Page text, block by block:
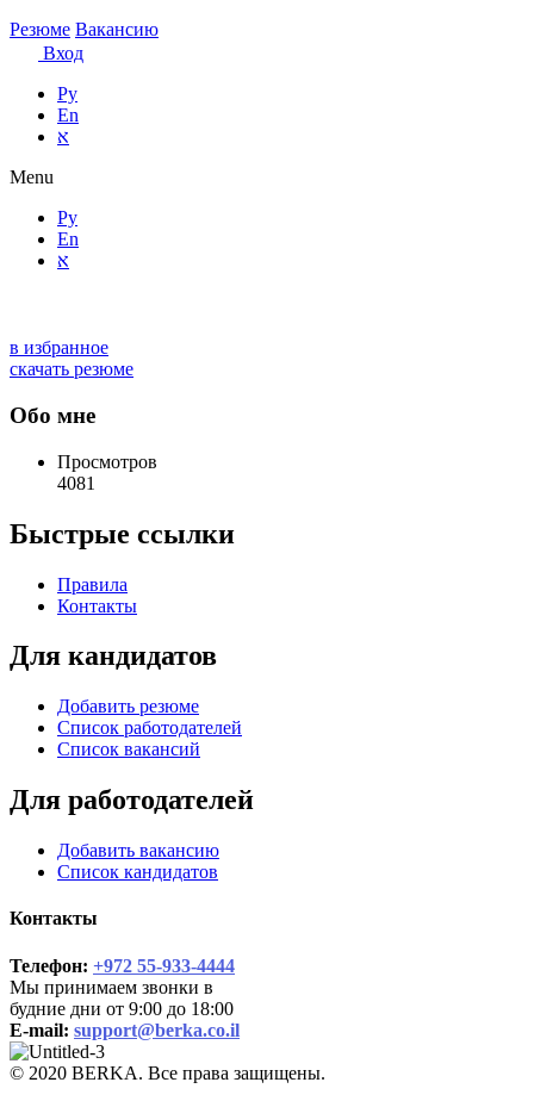
Резюме Вакансию
Вход
Ру
En
א
Menu
Ру
En
א
в избранное
скачать резюме
Обо мне
Просмотров
4081
Быстрые ссылки
Правила
Контакты
Для кандидатов
Добавить резюме
Список работодателей
Список вакансий
Для работодателей
Добавить вакансию
Список кандидатов
Контакты
Телефон: +972 55-933-4444
Мы принимаем звонки в
будние дни от 9:00 до 18:00
E-mail: support@berka.co.il
© 2020 BERKA. Все права защищены.